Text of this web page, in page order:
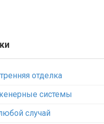
отделка
системы
случай